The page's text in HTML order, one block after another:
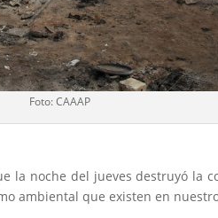
Foto: CAAAP
la noche del jueves destruyó la
ambiental que existen en